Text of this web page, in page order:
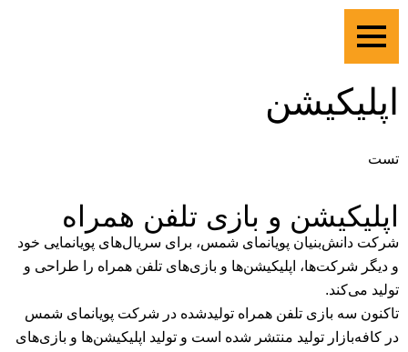
اپلیکیشن
تست
اپلیکیشن و بازی تلفن همراه
شرکت دانش‌بنیان پویانمای شمس، برای سریال‌های پویانمایی خود
و دیگر شرکت‌ها، اپلیکیشن‌ها و بازی‌های تلفن همراه را طراحی و
تولید می‌کند.
تاکنون سه بازی تلفن همراه تولیدشده در شرکت پویانمای شمس
در کافه‌بازار تولید منتشر شده است و تولید اپلیکیشن‌ها و بازی‌های